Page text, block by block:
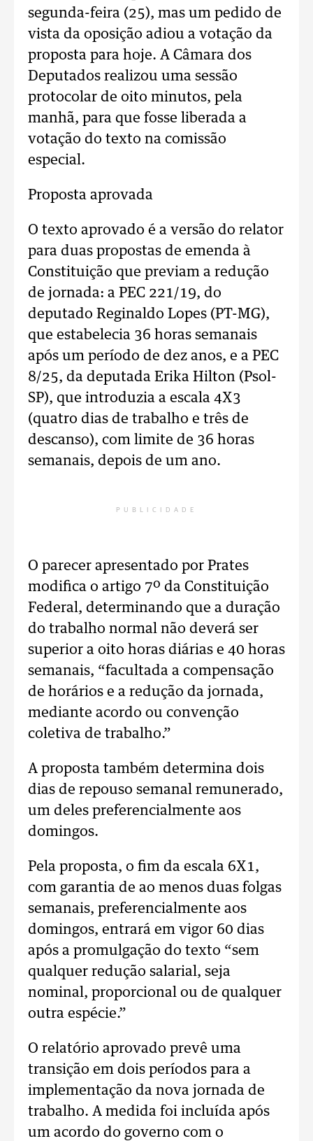
segunda-feira (25), mas um pedido de
vista da oposição adiou a votação da
proposta para hoje. A Câmara dos
Deputados realizou uma sessão
protocolar de oito minutos, pela
manhã, para que fosse liberada a
votação do texto na comissão
especial.
Proposta aprovada
O texto aprovado é a versão do relator
para duas propostas de emenda à
Constituição que previam a redução
de jornada: a PEC 221/19, do
deputado Reginaldo Lopes (PT-MG),
que estabelecia 36 horas semanais
após um período de dez anos, e a PEC
8/25, da deputada Erika Hilton (Psol-
SP), que introduzia a escala 4X3
(quatro dias de trabalho e três de
descanso), com limite de 36 horas
semanais, depois de um ano.
PUBLICIDADE
O parecer apresentado por Prates
modifica o artigo 7º da Constituição
Federal, determinando que a duração
do trabalho normal não deverá ser
superior a oito horas diárias e 40 horas
semanais, “facultada a compensação
de horários e a redução da jornada,
mediante acordo ou convenção
coletiva de trabalho.”
A proposta também determina dois
dias de repouso semanal remunerado,
um deles preferencialmente aos
domingos.
Pela proposta, o fim da escala 6X1,
com garantia de ao menos duas folgas
semanais, preferencialmente aos
domingos, entrará em vigor 60 dias
após a promulgação do texto “sem
qualquer redução salarial, seja
nominal, proporcional ou de qualquer
outra espécie.”
O relatório aprovado prevê uma
transição em dois períodos para a
implementação da nova jornada de
trabalho. A medida foi incluída após
um acordo do governo com o